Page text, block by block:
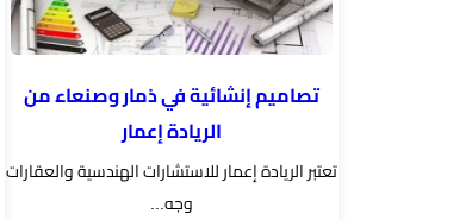
تصاميم إنشائية في ذمار وصنعاء من
الريادة إعمار
تعتبر الريادة إعمار للاستشارات الهندسية والعقارات
وجه...